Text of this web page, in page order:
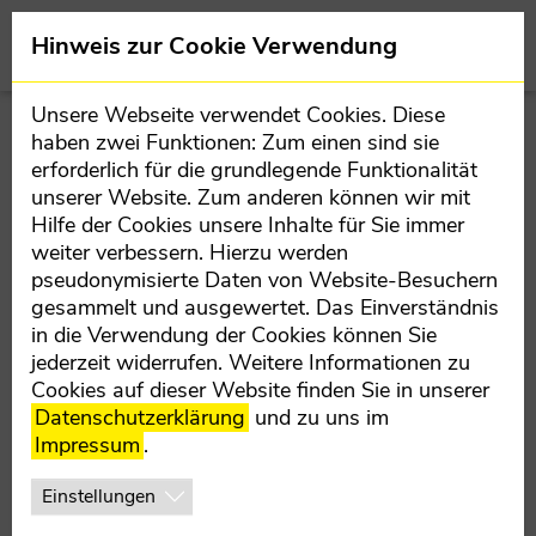
Direkt zur Hauptnavigation springen
Direkt zum Inhalt springen
muenzkirchen.ooevp.at
Team Gemeindeparteivorstand
PARTEIVORSTAND
MÜNZKIRCHEN
Hinweis zur Cookie Verwendung
Unsere Webseite verwendet Cookies. Diese
haben zwei Funktionen: Zum einen sind sie
erforderlich für die grundlegende Funktionalität
unserer Website. Zum anderen können wir mit
Hilfe der Cookies unsere Inhalte für Sie immer
weiter verbessern. Hierzu werden
pseudonymisierte Daten von Website-Besuchern
gesammelt und ausgewertet. Das Einverständnis
in die Verwendung der Cookies können Sie
jederzeit widerrufen. Weitere Informationen zu
Cookies auf dieser Website finden Sie in unserer
Datenschutzerklärung und zu uns im
Impressum .
Einstellungen